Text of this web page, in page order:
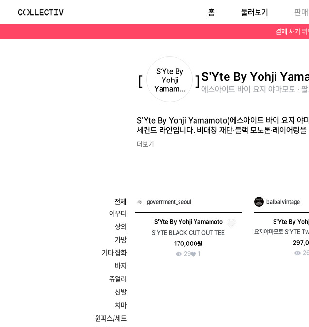
S'Yte By Yohji Yamamoto(에스아이트 바이 요지 야마모토)는 요지 야마모토 특유의 전위적이고 철학적인 패션 언어를 보다 접근 가능한 가격대로 풀어낸 세컨드 라인입니다. 비대칭 재단·블랙 모노톤·레이어링을 핵심 문법으로 삼아, 야
결제 사기
홈 둘러보기 판매
S'Yte By
Yohji
Yamam...
S'Yte By Yohji
에스아이트 바이 요지 야마모토 ·
S'Yte By Yohji Yamamoto(에스아이트 바이 요지 야마
세컨드 라인입니다. 비대칭 재단·블랙 모노톤·레이어링
더보기
전체
아우터
상의
가방
기타 잡화
바지
쥬얼리
신발
치마
원피스/세트
government_seoul
S'Yte By Yohji Yamamoto
S'YTE BLACK CUT OUT TEE
170,000원
29
1
balbalvintage
S'Yte By
26